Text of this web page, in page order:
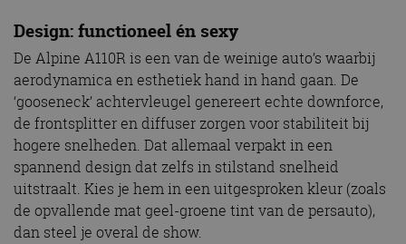
Design: functioneel én sexy
De Alpine A110R is een van de weinige auto’s waarbij
aerodynamica en esthetiek hand in hand gaan. De
‘gooseneck’ achtervleugel genereert echte downforce,
de frontsplitter en diffuser zorgen voor stabiliteit bij
hogere snelheden. Dat allemaal verpakt in een
spannend design dat zelfs in stilstand snelheid
uitstraalt. Kies je hem in een uitgesproken kleur (zoals
de opvallende mat geel-groene tint van de persauto),
dan steel je overal de show.